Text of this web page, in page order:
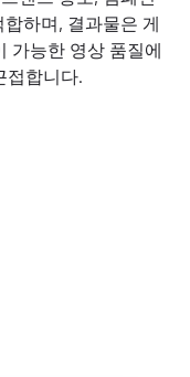
하며, 결과물은 게
가능한 영상 품질에
접합니다.